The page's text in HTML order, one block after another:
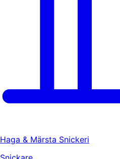
Haga & Märsta Snickeri